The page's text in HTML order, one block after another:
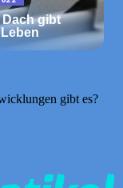
Dach gibt
gibt es?